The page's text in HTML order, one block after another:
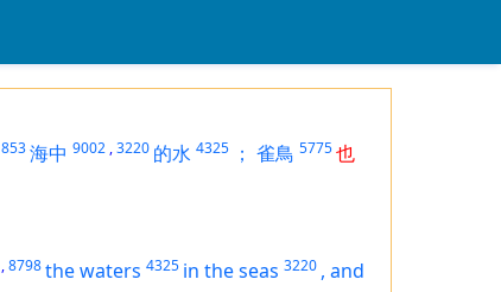
853海中 9002 ,3220 的水 4325 ； 雀鳥 5775也
,8798the waters 4325 in the seas 3220 , and